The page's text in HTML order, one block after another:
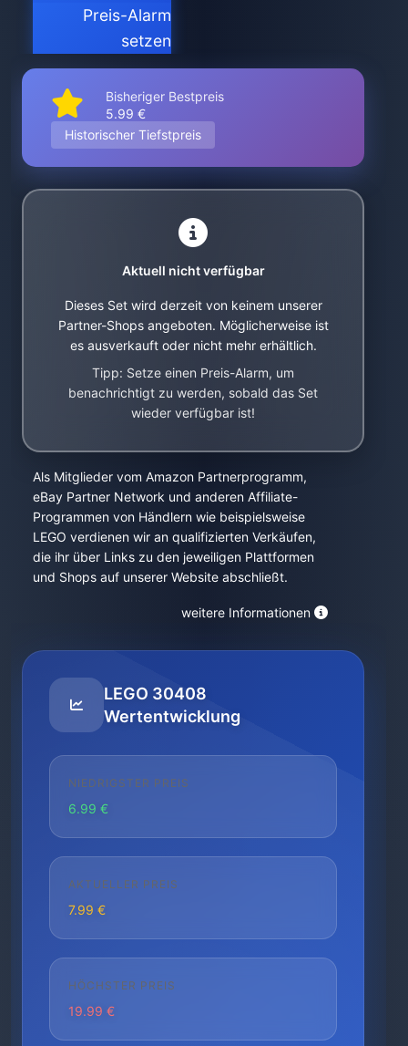
Preis-Alarm
setzen
Bisheriger Bestpreis
5.99 €
Historischer Tiefstpreis
Aktuell nicht verfügbar
Dieses Set wird derzeit von keinem unserer
Partner-Shops angeboten. Möglicherweise ist
es ausverkauft oder nicht mehr erhältlich.
Tipp: Setze einen Preis-Alarm, um
benachrichtigt zu werden, sobald das Set
wieder verfügbar ist!
Als Mitglieder vom Amazon Partnerprogramm,
eBay Partner Network und anderen Affiliate-
Programmen von Händlern wie beispielsweise
LEGO verdienen wir an qualifizierten Verkäufen,
die ihr über Links zu den jeweiligen Plattformen
und Shops auf unserer Website abschließt.
weitere Informationen
LEGO 30408
Wertentwicklung
NIEDRIGSTER PREIS
6.99 €
AKTUELLER PREIS
7.99 €
HÖCHSTER PREIS
19.99 €